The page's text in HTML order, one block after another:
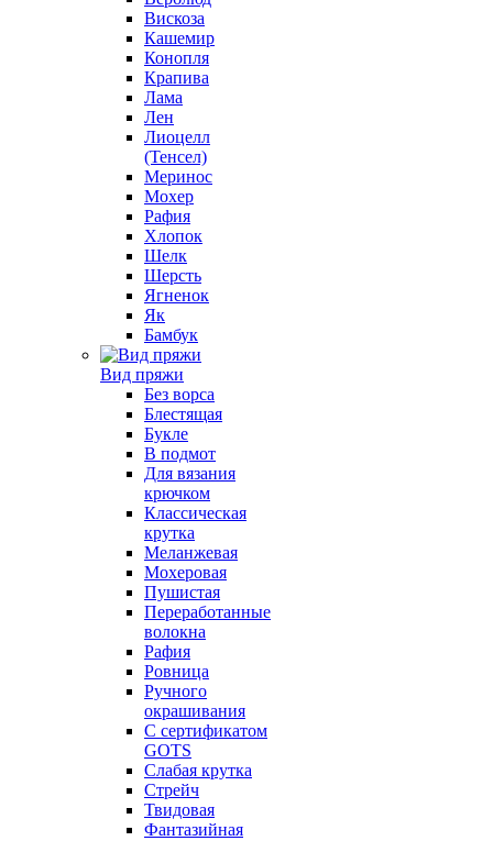
Вискоза
Кашемир
Конопля
Крапива
Лама
Лен
Лиоцелл
(Тенсел)
Меринос
Мохер
Рафия
Хлопок
Шелк
Шерсть
Ягненок
Як
Бамбук
Вид пряжи
Без ворса
Блестящая
Букле
В подмот
Для вязания
крючком
Классическая
крутка
Меланжевая
Мохеровая
Пушистая
Переработанные
волокна
Рафия
Ровница
Ручного
окрашивания
С сертификатом
GOTS
Слабая крутка
Стрейч
Твидовая
Фантазийная